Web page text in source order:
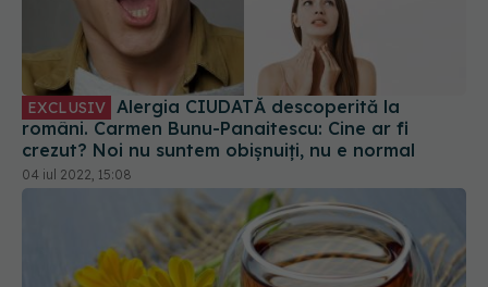
EXCLUSIV
români. Carmen Bunu-Panaitescu: Cine ar fi
crezut? Noi nu suntem obișnuiți, nu e normal
04 iul 2022, 15:08